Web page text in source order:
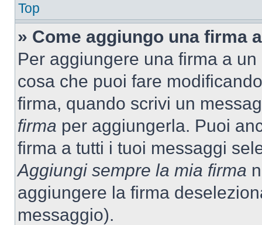
Top
» Come aggiungo una firma
Per aggiungere una firma a
cosa che puoi fare
firma, quando scrivi un
firma per aggiungerla. Puoi
firma a tutti i tuoi messaggi
Aggiungi sempre la mia firma
aggiungere la firma
messaggio).